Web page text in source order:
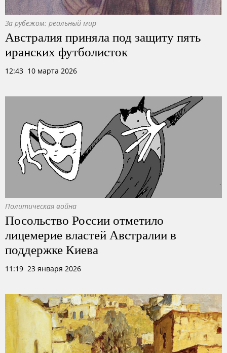
За рубежом: реальный мир
Австралия приняла под защиту пять
иранских футболисток
12:43 10 марта 2026
Политическая война
Посольство России отметило
лицемерие властей Австралии в
поддержке Киева
11:19 23 января 2026